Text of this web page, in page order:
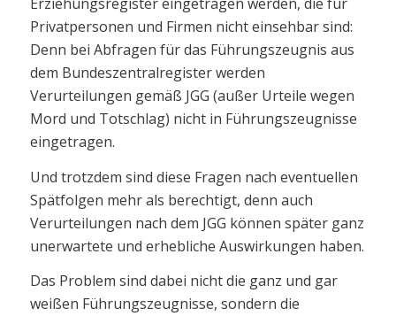
Privatpersonen und Firmen nicht einsehbar sind:
Denn bei Abfragen für das Führungszeugnis aus
dem Bundeszentralregister werden
Verurteilungen gemäß JGG (außer Urteile wegen
Mord und Totschlag) nicht in Führungszeugnisse
eingetragen.
Und trotzdem sind diese Fragen nach eventuellen
Spätfolgen mehr als berechtigt, denn auch
Verurteilungen nach dem JGG können später ganz
unerwartete und erhebliche Auswirkungen haben.
Das Problem sind dabei nicht die ganz und gar
weißen Führungszeugnisse, sondern die